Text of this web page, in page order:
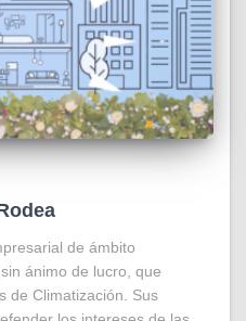
de ámbito
ánimo de lucro, que
de Climatización. Sus